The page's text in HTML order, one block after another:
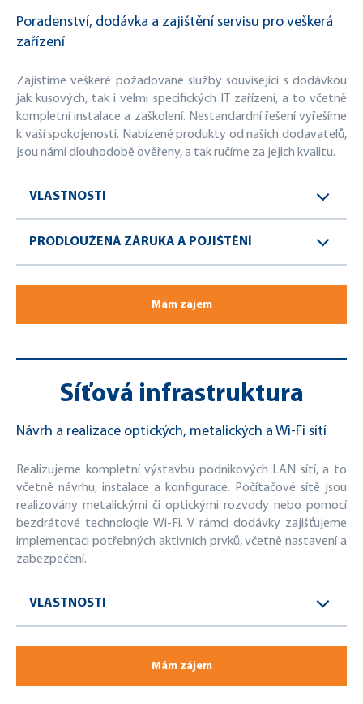
Poradenství, dodávka a zajištění servisu pro veškerá
zařízení
Zajistíme veškeré požadované služby související s dodávkou
jak kusových, tak i velmi specifických IT zařízení, a to včetně
kompletní instalace a zaškolení. Nestandardní řešení vyřešíme
k vaší spokojenosti. Nabízené produkty od našich dodavatelů,
jsou námi dlouhodobě ověřeny, a tak ručíme za jejich kvalitu.
VLASTNOSTI
PRODLOUŽENÁ ZÁRUKA A POJIŠTĚNÍ
Mám zájem
Síťová infrastruktura
Návrh a realizace optických, metalických a Wi-Fi sítí
Realizujeme kompletní výstavbu podnikových LAN sítí, a to
včetně návrhu, instalace a konfigurace. Počítačové sítě jsou
realizovány metalickými či optickými rozvody nebo pomocí
bezdrátové technologie Wi-Fi. V rámci dodávky zajišťujeme
implementaci potřebných aktivních prvků, včetně nastavení a
zabezpečení.
VLASTNOSTI
Mám zájem